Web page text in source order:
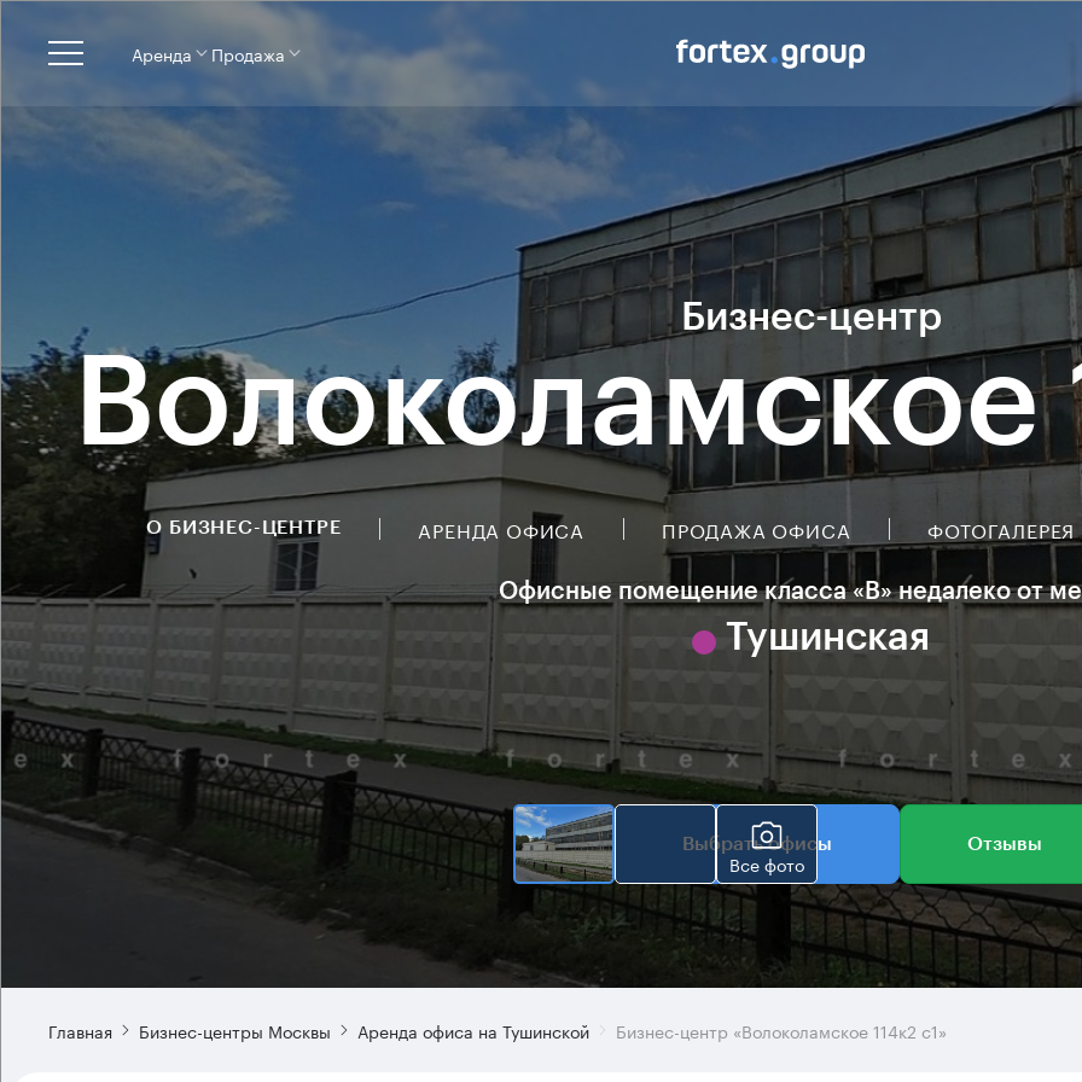
Аренда Продажа
Бизнес-центр
Волоколамское
О БИЗНЕС-ЦЕНТРЕ АРЕНДА ОФИСА ПРОДАЖА ОФИСА ФОТОГАЛЕРЕЯ
Офисные помещение класса «B» недалеко от
Тушинская
Все фото
Выбрать офисы Отзывы
Главная Бизнес-центры Москвы Аренда офиса на Тушинской Бизнес-центр «Волоколамское 114к2 с1»